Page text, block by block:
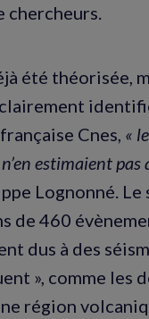
été théorisée,
Cnes, «
estimaient pas
Lognonné.
de 460
dus à des
», comme les
région